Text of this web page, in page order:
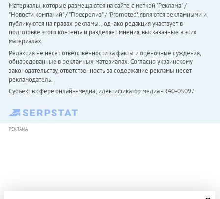
Материалы, которые размещаются на сайте с меткой "Реклама" /
"Новости компаний" / "Пресрелиз" / "Promoted", являются рекламными и
публикуются на правах рекламы. , однако редакция участвует в
подготовке этого контента и разделяет мнения, высказанные в этих
материалах.
Редакция не несет ответственности за факты и оценочные суждения,
обнародованные в рекламных материалах. Согласно украинскому
законодательству, ответственность за содержание рекламы несет
рекламодатель.
Субъект в сфере онлайн-медиа; идентификатор медиа - R40-05097
РЕКЛАМА